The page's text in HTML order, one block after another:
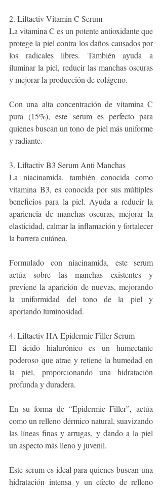
2. Liftactiv Vitamin C Serum
La vitamina C es un potente antioxidante que
protege la piel contra los daños causados por
los radicales libres. También ayuda a
iluminar la piel, reducir las manchas oscuras
y mejorar la producción de colágeno.
Con una alta concentración de vitamina C
pura (15%), este serum es perfecto para
quienes buscan un tono de piel más uniforme
y radiante.
3. Liftactiv B3 Serum Anti Manchas
La niacinamida, también conocida como
vitamina B3, es conocida por sus múltiples
beneficios para la piel. Ayuda a reducir la
apariencia de manchas oscuras, mejorar la
elasticidad, calmar la inflamación y fortalecer
la barrera cutánea.
Formulado con niacinamida, este serum
actúa sobre las manchas existentes y
previene la aparición de nuevas, mejorando
la uniformidad del tono de la piel y
aportando luminosidad.
4. Liftactiv HA Epidermic Filler Serum
El ácido hialurónico es un humectante
poderoso que atrae y retiene la humedad en
la piel, proporcionando una hidratación
profunda y duradera.
En su forma de “Epidermic Filler”, actúa
como un relleno dérmico natural, suavizando
las líneas finas y arrugas, y dando a la piel
un aspecto más lleno y juvenil.
Este serum es ideal para quienes buscan una
hidratación intensa y un efecto de relleno